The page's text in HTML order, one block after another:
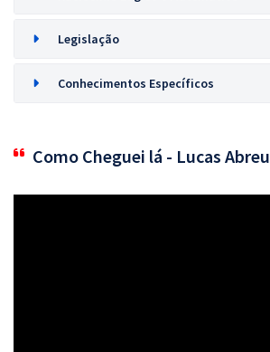
Legislação
Conhecimentos Específicos
Como Cheguei lá - Lucas Abreu